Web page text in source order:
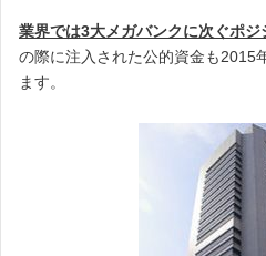
業界では3大メガバンクに次ぐポジ
の際に注入された公的資金も2015
ます。